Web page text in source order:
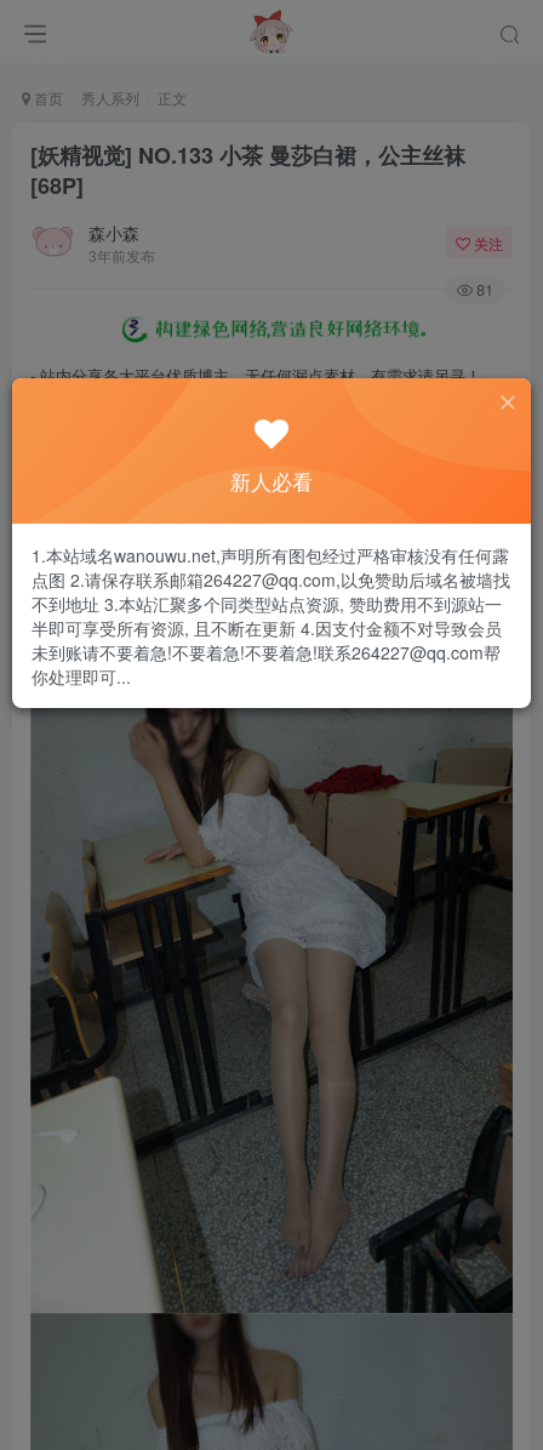
首页 秀人系列 正文
[妖精视觉] NO.133 小茶 曼莎白裙，公主丝袜
[68P]
森小森
3年前发布
关注
81
- 站内分享各大平台优质博主，无任何漏点素材，有需求请另寻！
- 百度网盘提示提取码错误，请更换浏览器重试，这是百度网盘版本问
- 遇见解压密码不对、无法解压，请查看《解压教程》
- 资源失效/充值未到账/账号解禁...等问题请《提交工单》
新人必看
1.本站域名wanouwu.net,声明所有图包经过严格审核没有任何露
点图 2.请保存联系邮箱264227@qq.com,以免赞助后域名被墙找
不到地址 3.本站汇聚多个同类型站点资源, 赞助费用不到源站一
半即可享受所有资源, 且不断在更新 4.因支付金额不对导致会员
未到账请不要着急!不要着急!不要着急!联系264227@qq.com帮
你处理即可...